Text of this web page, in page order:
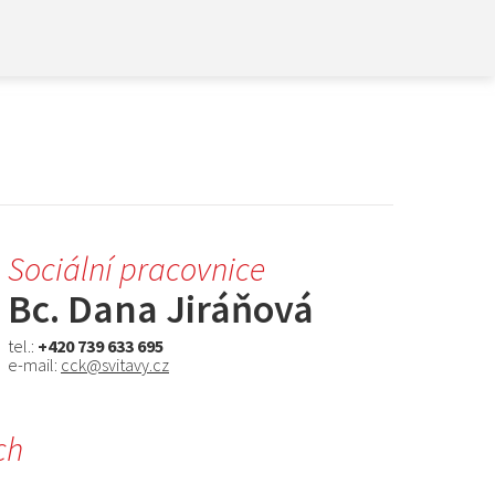
Sociální pracovnice
Bc. Dana Jiráňová
tel.: +420 739 633 695
e-mail: cck@svitavy.cz